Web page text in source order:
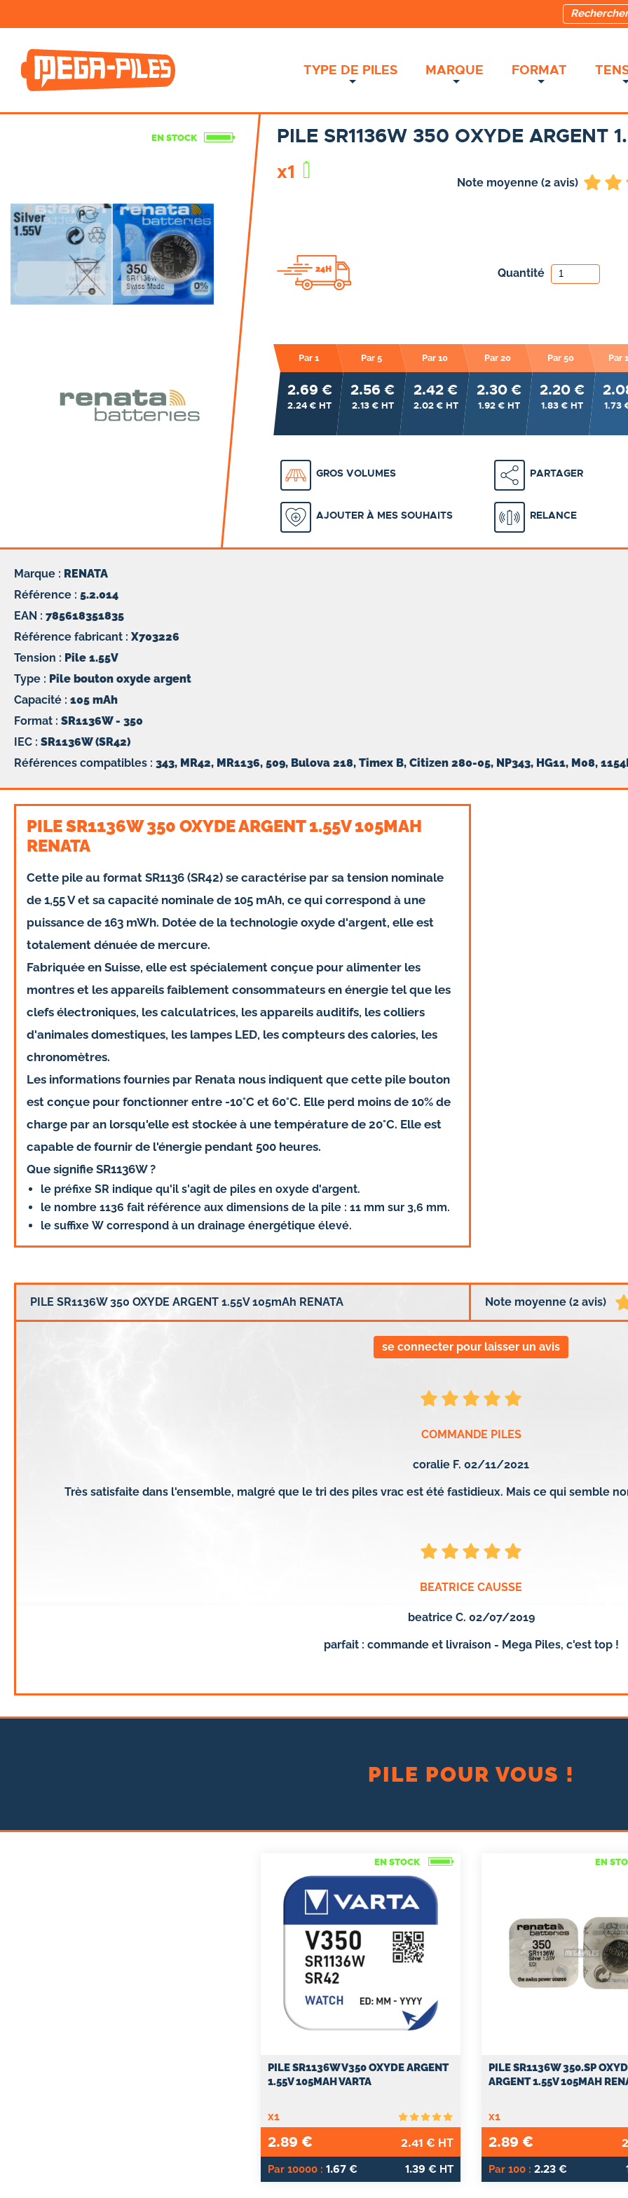
TYPE DE PILES MARQUE FORMAT
EN STOCK PILE SR1136W 350 OXYDE ARGENT
x1 Note moyenne (2 avis)
Quantité
Par 1
2.69 €
2.24 € HT
Par 5
2.56 €
2.13 € HT
Par 10
2.42 €
2.02 € HT
Par 20
2.30 €
1.92 € HT
Par 50
2.20 €
1.83 € HT
Par
1.73
GROS VOLUMES PARTAGER
AJOUTER À MES SOUHAITS RELANCE
Marque : RENATA
Référence : 5.2.014
EAN : 785618351835
Référence fabricant : X703226
Tension : Pile 1.55V
Type : Pile bouton oxyde argent
Capacité : 105 mAh
Format : SR1136W - 350
IEC : SR1136W (SR42)
Références compatibles : 343, MR42, MR1136, 509, Bulova 218, Timex B, Citizen 280-05, NP343, HG11, M08,
PILE SR1136W 350 OXYDE ARGENT 1.55V 105MAH
RENATA
Cette pile au format SR1136 (SR42) se caractérise par sa tension nominale
de 1,55 Vet sa capacité nominale de 105 mAh, ce qui correspond à une
puissance de 163 mWh. Dotée de la technologie oxyde d'argent, elle est
totalement dénuée de mercure.
Fabriquée en Suisse, elle est spécialement conçue pour alimenter les
montres et les appareils faiblement consommateurs en énergie tel que les
clefs électroniques, les calculatrices, les appareils auditifs, les colliers
d'animales domestiques, les lampes LED, les compteurs des calories, les
chronomètres.
Les informations fournies par Renata nous indiquent que cette pile bouton
est conçue pour fonctionner entre -10°C et 60°C. Elle perd moins de 10% de
charge par an lorsqu'elle est stockée à une température de 20°C. Elle est
capable de fournir de l'énergie pendant 500 heures.
Que signifie SR1136W ?
le préfixe SR indique qu'il s'agit de piles en oxyde d'argent.
le nombre 1136 fait référence aux dimensions de la pile : 11 mm sur 3,6 mm.
le suffixe W correspond à un drainage énergétique élevé.
PILE SR1136W 350 OXYDE ARGENT 1.55V 105mAh RENATA Note moyenne (2 avis)
se connecter pour laisser un avis
COMMANDE PILES
coralie F. 02/11/2021
Très satisfaite dans l'ensemble, malgré que le tri des piles vrac est été fastidieux. Mais ce qui semble
BEATRICE CAUSSE
beatrice C. 02/07/2019
parfait : commande et livraison - Mega Piles, c'est top !
PILE POUR VOUS !
EN STOCK
PILE SR1136W V350 OXYDE ARGENT
1.55V 105MAH VARTA
x1
2.89 € 2.41 € HT
Par 10000 : 1.67 € 1.39 € HT
EN
PILE SR1136W 350.SP
ARGENT 1.55V 105MAH
x1
2.89 €
Par 100 : 2.23 €